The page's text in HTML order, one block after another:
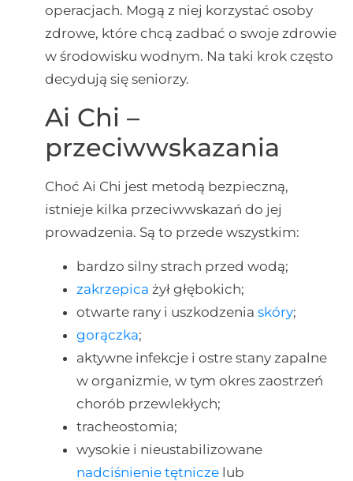
operacjach. Mogą z niej korzystać osoby
zdrowe, które chcą zadbać o swoje zdrowie
w środowisku wodnym. Na taki krok często
decydują się seniorzy.
Ai Chi –
przeciwwskazania
Choć Ai Chi jest metodą bezpieczną,
istnieje kilka przeciwwskazań do jej
prowadzenia. Są to przede wszystkim:
bardzo silny strach przed wodą;
zakrzepica żył głębokich;
otwarte rany i uszkodzenia skóry;
gorączka;
aktywne infekcje i ostre stany zapalne
w organizmie, w tym okres zaostrzeń
chorób przewlekłych;
tracheostomia;
wysokie i nieustabilizowane
nadciśnienie tętniczelub